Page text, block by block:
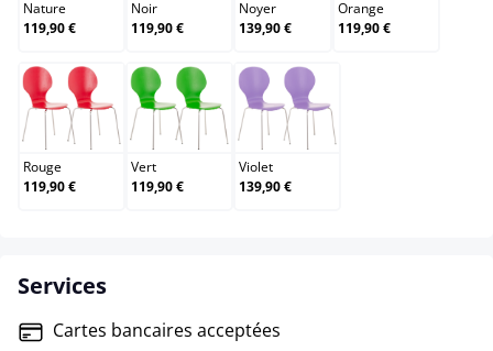
Nature
119,90 €
Noir
119,90 €
Noyer
139,90 €
Orange
119,90 €
Rouge
Rouge
119,90 €
Vert
Vert
119,90 €
Violet
Violet
139,90 €
Services
Cartes bancaires acceptées